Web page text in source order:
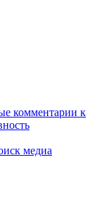
комментарии к
медиа